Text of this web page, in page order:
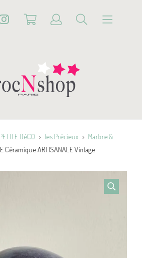
PETITE DéCO les Précieux
Marbre &
Céramique ARTISANALE Vintage